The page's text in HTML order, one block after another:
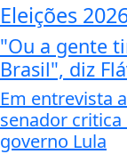
Eleições
"Ou a gente
Brasil", diz
Em entrevista
senador
governo Lula